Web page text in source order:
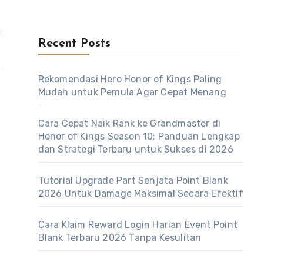
Recent Posts
Rekomendasi Hero Honor of Kings Paling
Mudah untuk Pemula Agar Cepat Menang
Cara Cepat Naik Rank ke Grandmaster di
Honor of Kings Season 10: Panduan Lengkap
dan Strategi Terbaru untuk Sukses di 2026
Tutorial Upgrade Part Senjata Point Blank
2026 Untuk Damage Maksimal Secara Efektif
Cara Klaim Reward Login Harian Event Point
Blank Terbaru 2026 Tanpa Kesulitan